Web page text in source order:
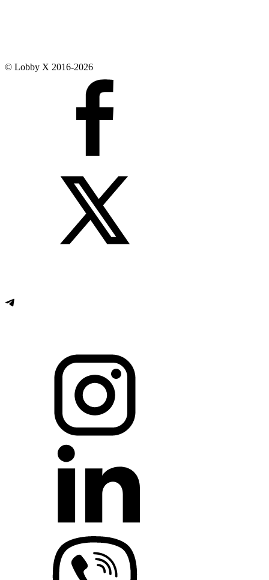
© Lobby X 2016-2026